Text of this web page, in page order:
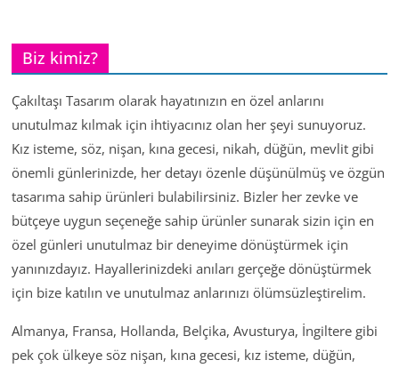
Biz kimiz?
Çakıltaşı Tasarım olarak hayatınızın en özel anlarını
unutulmaz kılmak için ihtiyacınız olan her şeyi sunuyoruz.
Kız isteme, söz, nişan, kına gecesi, nikah, düğün, mevlit gibi
önemli günlerinizde, her detayı özenle düşünülmüş ve özgün
tasarıma sahip ürünleri bulabilirsiniz. Bizler her zevke ve
bütçeye uygun seçeneğe sahip ürünler sunarak sizin için en
özel günleri unutulmaz bir deneyime dönüştürmek için
yanınızdayız. Hayallerinizdeki anıları gerçeğe dönüştürmek
için bize katılın ve unutulmaz anlarınızı ölümsüzleştirelim.
Almanya, Fransa, Hollanda, Belçika, Avusturya, İngiltere gibi
pek çok ülkeye söz nişan, kına gecesi, kız isteme, düğün,